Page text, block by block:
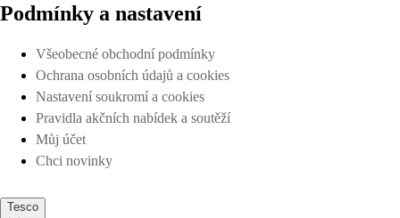
Podmínky a nastavení
Všeobecné obchodní podmínky
Ochrana osobních údajů a cookies
Nastavení soukromí a cookies
Pravidla akčních nabídek a soutěží
Můj účet
Chci novinky
Tesco